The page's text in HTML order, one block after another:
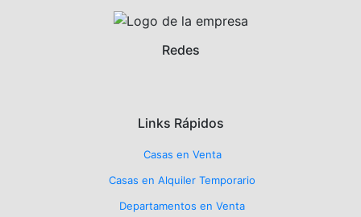
Redes
Links Rápidos
Casas en Venta
Casas en Alquiler Temporario
Departamentos en Venta